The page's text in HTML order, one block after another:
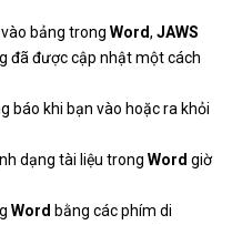
bảng trong Word, JAWS
đã được cập nhật một cách
báo khi bạn vào hoặc ra khỏi
dạng tài liệu trong Word giờ
Word bằng các phím di